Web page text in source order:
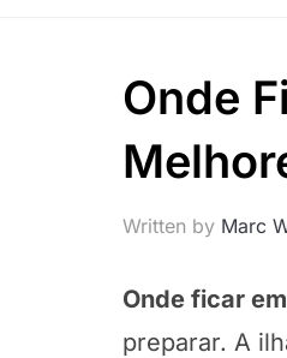
Onde
Written by Marc
Onde ficar
preparar. A